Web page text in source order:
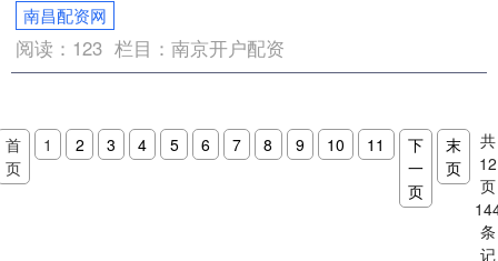
南昌配资网
阅读： 123 栏目：南京开户配资
首
页
1 2 3 4 5 6 7 8 9 10 11
下
一
页
末
页
共
12
页
条
记